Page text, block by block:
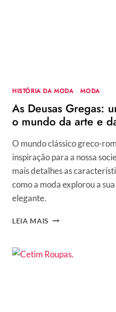
HISTÓRIA DA MODA·MODA
As Deusas Gregas:
o mundo da arte e
O mundo clássico greco-
inspiração para a nossa
mais detalhes as
como a moda explorou a
elegante.
LEIA MAIS AS
UMA
INSPIRAÇÃO